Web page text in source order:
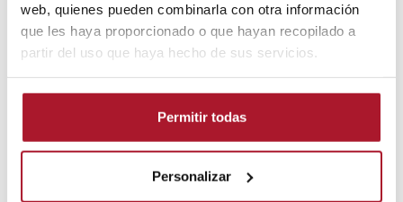
web, quienes pueden combinarla con otra información
que les haya proporcionado o que hayan recopilado a
partir del uso que haya hecho de sus servicios.
Permitir todas
Personalizar
En la gestión de flotas empresariales y el transporte de
mercancías, contar con la opción adecuada de vehículos...